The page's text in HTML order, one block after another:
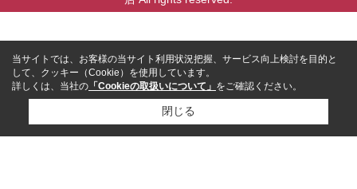
当サイトでは、お客様の当サイト利用状況把握、サービス向上検討を目的と
して、クッキー（Cookie）を使用しています。
詳しくは、当社の 「Cookieの取扱いについて」 をご確認ください。
閉じる